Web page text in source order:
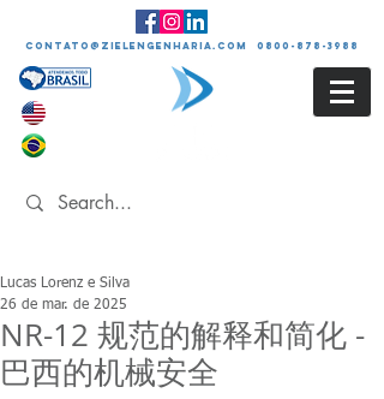
contato@zielengenharia.com 0800-878-3988
NR-12 规范的解释和简化 -
巴西的机械安全
Lucas Lorenz e Silva
26 de mar. de 2025